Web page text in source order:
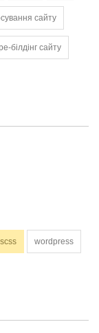
сайту
білдінг сайту
scss wordpress